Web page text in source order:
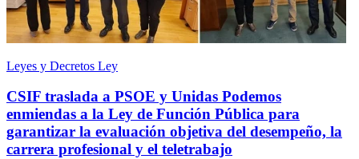
Leyes y Decretos Ley
CSIF traslada a PSOE y Unidas Podemos
enmiendas a la Ley de Función Pública para
garantizar la evaluación objetiva del desempeño, la
carrera profesional y el teletrabajo